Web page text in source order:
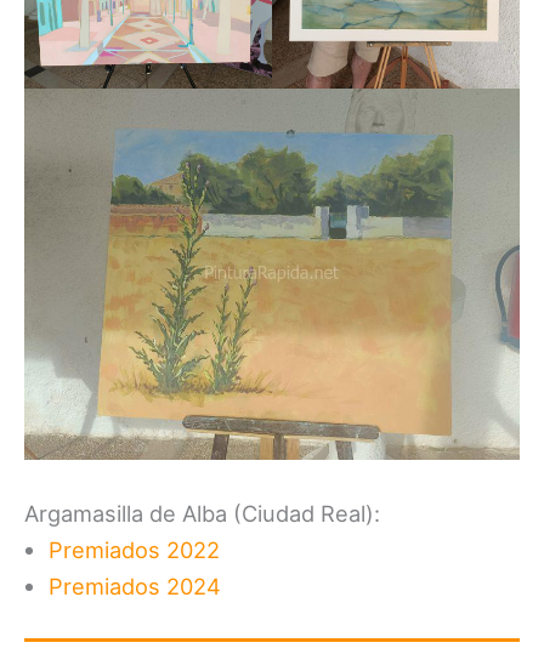
Argamasilla de Alba (Ciudad Real):
Premiados 2022
Premiados 2024